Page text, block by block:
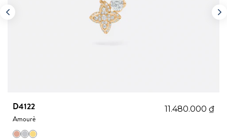
D4122
Amourè
11.480.000 ₫